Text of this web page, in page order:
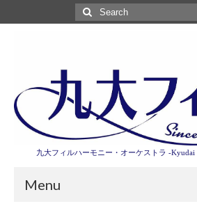
Search
for:
九大フィルハーモニー・オーケストラ -Kyudai
Menu